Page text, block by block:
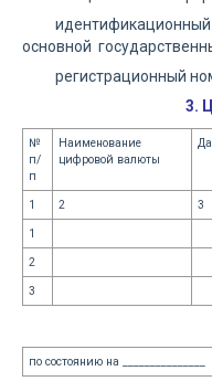
основной
регистрационный
3.
№
п/
п
Наименование
цифровой валюты
1 2 3
1
2
3
по состоянию на _______________